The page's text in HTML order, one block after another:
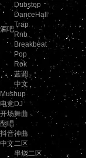
酒吧
Dubstep
DanceHall
Trap
Rnb
Breakbeat
Pop
Rok
蓝调
中文
Mushup
电竞DJ
开场舞曲
翻唱
抖音神曲
中文二区
串烧二区